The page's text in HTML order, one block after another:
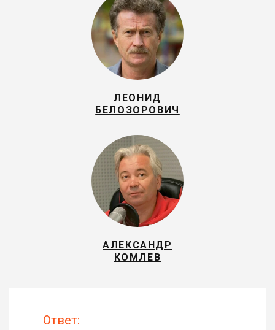
ЛЕОНИД
БЕЛОЗОРОВИЧ
АЛЕКСАНДР
КОМЛЕВ
Ответ: